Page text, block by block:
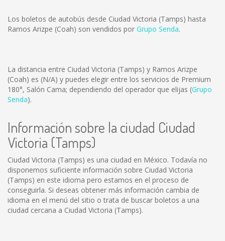
Los boletos de autobús desde Ciudad Victoria (Tamps) hasta
Ramos Arizpe (Coah) son vendidos por Grupo Senda.
La distancia entre Ciudad Victoria (Tamps) y Ramos Arizpe
(Coah) es (N/A) y puedes elegir entre los servicios de Premium
180°, Salón Cama; dependiendo del operador que elijas (Grupo
Senda).
Información sobre la ciudad Ciudad
Victoria (Tamps)
Ciudad Victoria (Tamps) es una ciudad en México. Todavía no
disponemos suficiente información sobre Ciudad Victoria
(Tamps) en este idioma pero estamos en el proceso de
conseguirla. Si deseas obtener más información cambia de
idioma en el menú del sitio o trata de buscar boletos a una
ciudad cercana a Ciudad Victoria (Tamps).